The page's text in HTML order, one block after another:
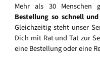
Mehr als 30 Menschen
Bestellung so schnell
Gleichzeitig steht unser
Dich mit Rat und Tat zur
eine Bestellung oder eine